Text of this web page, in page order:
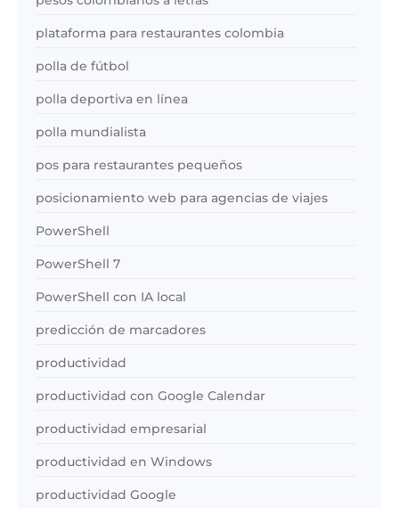
plataforma para restaurantes colombia
polla de fútbol
polla deportiva en línea
polla mundialista
pos para restaurantes pequeños
posicionamiento web para agencias de viajes
PowerShell
PowerShell 7
PowerShell con IA local
predicción de marcadores
productividad
productividad con Google Calendar
productividad empresarial
productividad en Windows
productividad Google